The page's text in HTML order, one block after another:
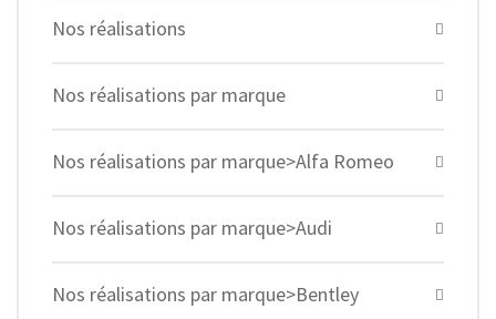
Nos réalisations
Nos réalisations par marque
Nos réalisations par marque>Alfa Romeo
Nos réalisations par marque>Audi
Nos réalisations par marque>Bentley